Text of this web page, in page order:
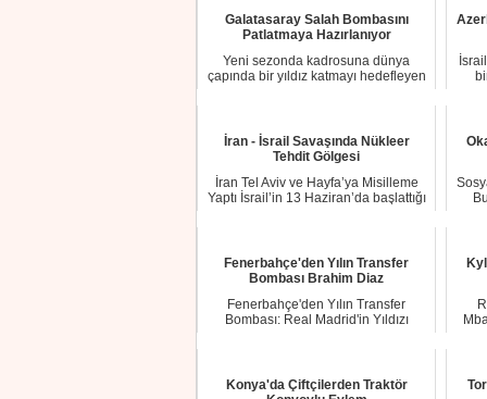
Galatasaray Salah Bombasını
Patlatmaya Hazırlanıyor
Yeni sezonda kadrosuna dünya
çapında bir yıldız katmayı hedefleyen
İran - İsrail Savaşında Nükleer
Tehdit Gölgesi
İran Tel Aviv ve Hayfa’ya Misilleme
Yaptı İsrail’in 13 Haziran’da başlattığı
Fenerbahçe'den Yılın Transfer
Bombası Brahim Diaz
Fenerbahçe'den Yılın Transfer
Bombası: Real Madrid'in Yıldızı
Konya'da Çiftçilerden Traktör